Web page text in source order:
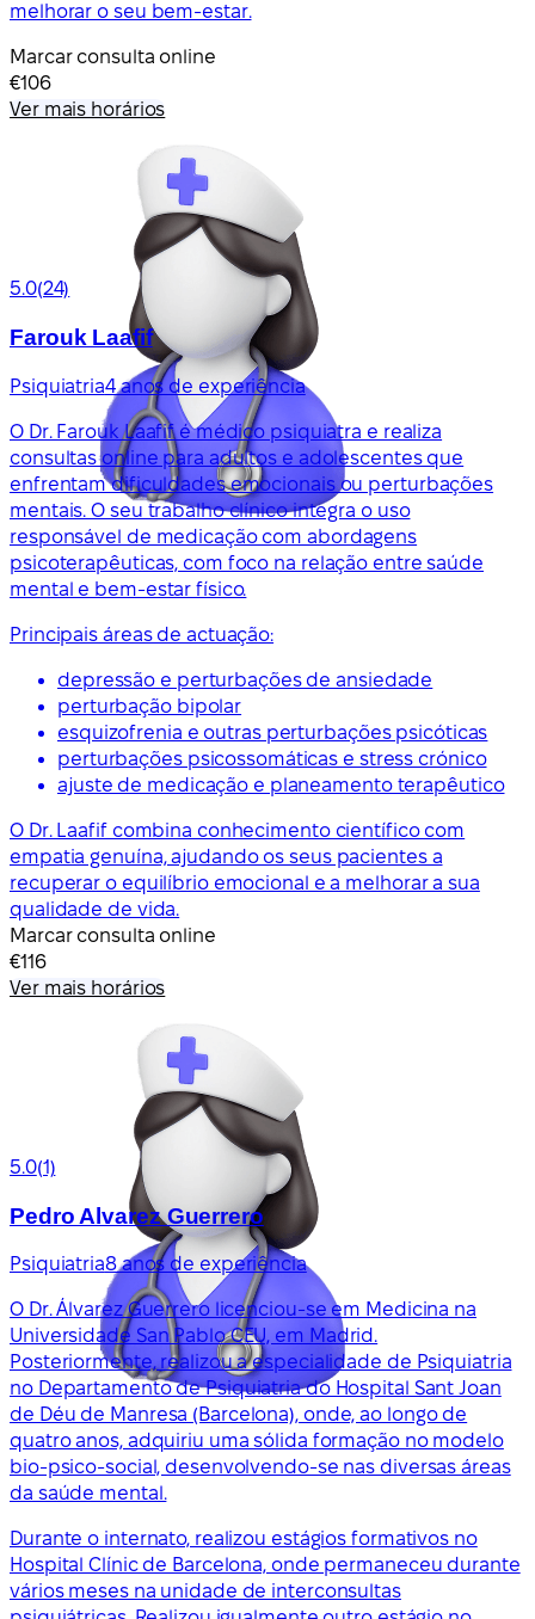
melhorar o seu bem-estar.
Marcar consulta online
€106
Ver mais horários
5.0(24)
Farouk Laafif
Psiquiatria4 anos de experiência
O Dr. Farouk Laafif é médico psiquiatra e realiza
consultas online para adultos e adolescentes que
enfrentam dificuldades emocionais ou perturbações
mentais. O seu trabalho clínico integra o uso
responsável de medicação com abordagens
psicoterapêuticas, com foco na relação entre saúde
mental e bem-estar físico.
Principais áreas de actuação:
depressão e perturbações de ansiedade
perturbação bipolar
esquizofrenia e outras perturbações psicóticas
perturbações psicossomáticas e stress crónico
ajuste de medicação e planeamento terapêutico
O Dr. Laafif combina conhecimento científico com
empatia genuína, ajudando os seus pacientes a
recuperar o equilíbrio emocional e a melhorar a sua
qualidade de vida.
Marcar consulta online
€116
Ver mais horários
5.0(1)
Pedro Alvarez Guerrero
Psiquiatria8 anos de experiência
O Dr. Álvarez Guerrero licenciou-se em Medicina na
Universidade San Pablo CEU, em Madrid.
Posteriormente, realizou a especialidade de Psiquiatria
no Departamento de Psiquiatria do Hospital Sant Joan
de Déu de Manresa (Barcelona), onde, ao longo de
quatro anos, adquiriu uma sólida formação no modelo
bio-psico-social, desenvolvendo-se nas diversas áreas
da saúde mental.
Durante o internato, realizou estágios formativos no
Hospital Clínic de Barcelona, onde permaneceu durante
vários meses na unidade de interconsultas